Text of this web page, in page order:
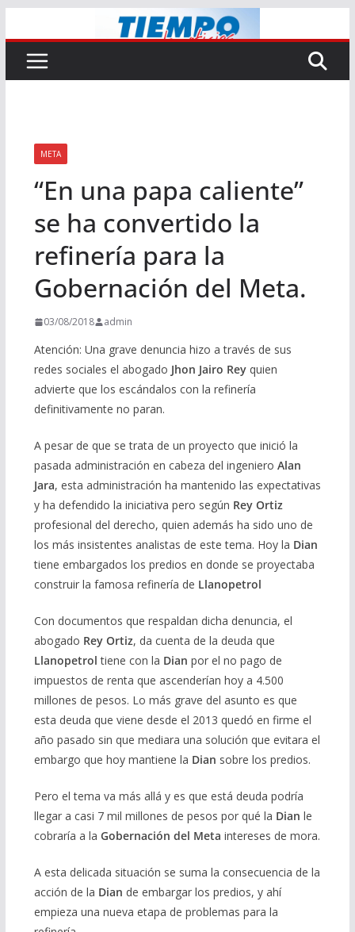
al
contenido
META
“En una papa caliente”
se ha convertido la
refinería para la
Gobernación del Meta.
03/08/2018 admin
Atención: Una grave denuncia hizo a través de sus
redes sociales el abogado Jhon Jairo Reyquien
advierte que los escándalos con la refinería
definitivamente no paran.
A pesar de que se trata de un proyecto que inició la
pasada administración en cabeza del ingeniero Alan
Jara, esta administración ha mantenido las expectativas
y ha defendido la iniciativa pero según Rey Ortiz
profesional del derecho, quien además ha sido uno de
los más insistentes analistas de este tema. Hoy la Dian
tiene embargados los predios en donde se proyectaba
construir la famosa refinería de Llanopetrol
Con documentos que respaldan dicha denuncia, el
abogado Rey Ortiz, da cuenta de la deuda que
Llanopetrol tiene con la Dian por el no pago de
impuestos de renta que ascenderían hoy a 4.500
millones de pesos. Lo más grave del asunto es que
esta deuda que viene desde el 2013 quedó en firme el
año pasado sin que mediara una solución que evitara el
embargo que hoy mantiene la Dian sobre los predios.
Pero el tema va más allá y es que está deuda podría
llegar a casi 7 mil millones de pesos por qué la Dian le
cobraría a la Gobernación del Meta intereses de mora.
A esta delicada situación se suma la consecuencia de la
acción de la Dian de embargar los predios, y ahí
empieza una nueva etapa de problemas para la